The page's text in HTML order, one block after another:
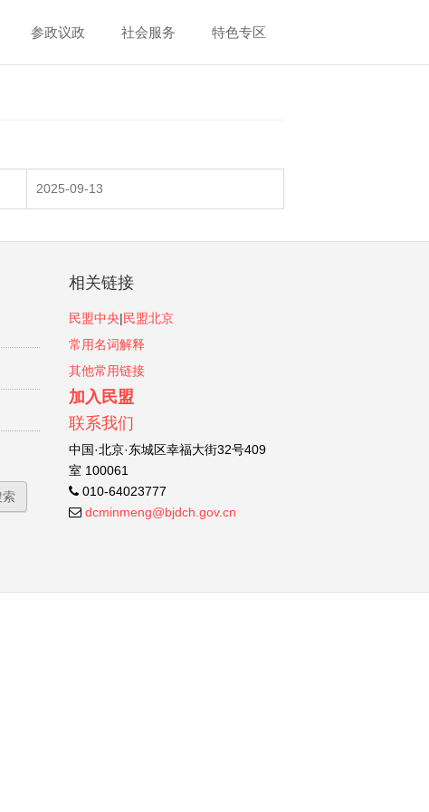
参政议政 社会服务 特色专区
2025-09-13
相关链接
民盟中央|民盟北京
常用名词解释
其他常用链接
加入民盟
联系我们
中国·北京·东城区幸福大街32号409
室 100061
010-64023777
dcminmeng@bjdch.gov.cn